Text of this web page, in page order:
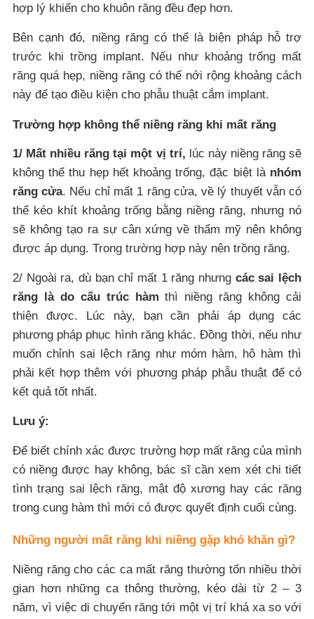
hợp lý khiến cho khuôn răng đều đẹp hơn.
Bên cạnh đó, niềng răng có thể là biện pháp hỗ trợ
trước khi trồng implant. Nếu như khoảng trống mất
răng quá hẹp, niềng răng có thể nới rộng khoảng cách
này để tạo điều kiện cho phẫu thuật cắm implant.
Trường hợp không thể niềng răng khi mất răng
1/ Mất nhiều răng tại một vị trí, lúc này niềng răng sẽ
không thể thu hẹp hết khoảng trống, đặc biệt là nhóm
răng cửa. Nếu chỉ mất 1 răng cửa, về lý thuyết vẫn có
thể kéo khít khoảng trống bằng niềng răng, nhưng nó
sẽ không tạo ra sự cân xứng về thẩm mỹ nên không
được áp dụng. Trong trường hợp này nên trồng răng.
2/ Ngoài ra, dù bạn chỉ mất 1 răng nhưng các sai lệch
răng là do cấu trúc hàm thì niềng răng không cải
thiện được. Lúc này, bạn cần phải áp dụng các
phương pháp phục hình răng khác. Đồng thời, nếu như
muốn chỉnh sai lệch răng như móm hàm, hô hàm thì
phải kết hợp thêm với phương pháp phẫu thuật để có
kết quả tốt nhất.
Lưu ý:
Để biết chính xác được trường hợp mất răng của mình
có niềng được hay không, bác sĩ cần xem xét chi tiết
tình trạng sai lệch răng, mật độ xương hay các răng
trong cung hàm thì mới có được quyết định cuối cùng.
Những người mất răng khi niềng gặp khó khăn gì?
Niềng răng cho các ca mất răng thường tốn nhiều thời
gian hơn những ca thông thường, kéo dài từ 2 – 3
năm, vì việc di chuyển răng tới một vị trí khá xa so với